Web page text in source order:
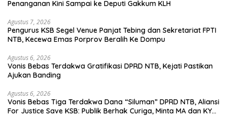
Penanganan Kini Sampai ke Deputi Gakkum KLH
Agustus 7, 2026
Pengurus KSB Segel Venue Panjat Tebing dan Sekretariat FPTI
NTB, Kecewa Emas Porprov Beralih Ke Dompu
Agustus 6, 2026
Vonis Bebas Terdakwa Gratifikasi DPRD NTB, Kejati Pastikan
Ajukan Banding
Agustus 6, 2026
Vonis Bebas Tiga Terdakwa Dana “Siluman” DPRD NTB, Aliansi
For Justice Save KSB: Publik Berhak Curiga, Minta MA dan KY